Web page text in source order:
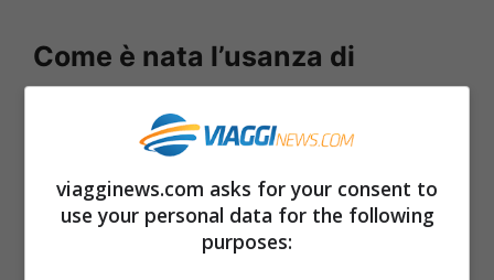
Come è nata l’usanza di
decorare l’albero per Natale?
Per arrivare però al
di Natalee alla nascita di questa usanza di
decorarlo per le festività dobbiamo fare un
viagginews.com asks for your consent to
use your personal data for the following
purposes: